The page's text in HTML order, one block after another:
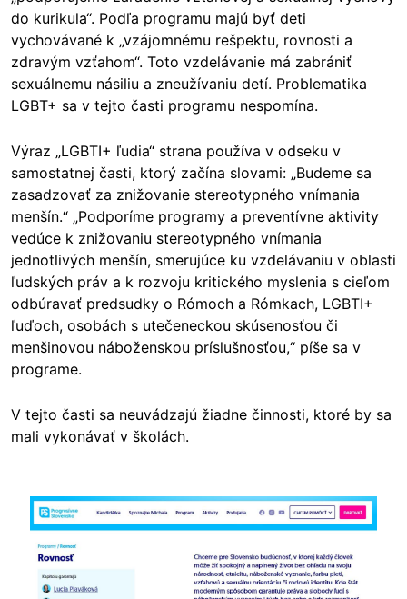
do kurikula“. Podľa programu majú byť deti
vychovávané k „vzájomnému rešpektu, rovnosti a
zdravým vzťahom“. Toto vzdelávanie má zabrániť
sexuálnemu násiliu a zneužívaniu detí. Problematika
LGBT+ sa v tejto časti programu nespomína.
Výraz „LGBTI+ ľudia“ strana používa v odseku v
samostatnej časti, ktorý začína slovami: „Budeme sa
zasadzovať za znižovanie stereotypného vnímania
menšín.“ „Podporíme programy a preventívne aktivity
vedúce k znižovaniu stereotypného vnímania
jednotlivých menšín, smerujúce ku vzdelávaniu v oblasti
ľudských práv a k rozvoju kritického myslenia s cieľom
odbúravať predsudky o Rómoch a Rómkach, LGBTI+
ľuďoch, osobách s utečeneckou skúsenosťou či
menšinovou náboženskou príslušnosťou,“ píše sa v
programe.
V tejto časti sa neuvádzajú žiadne činnosti, ktoré by sa
mali vykonávať v školách.
Image